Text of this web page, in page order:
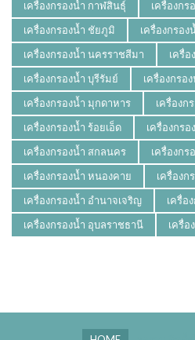
เครื่องกรองน้ำ กาฬสินธุ์
เครื่องก
เครื่องกรองน้ำ ชัยภูมิ
เครื่องกรอ
เครื่องกรองน้ำ นครราชสีมา
เครื่อ
เครื่องกรองน้ำ บุรีรัมย์
เครื่องกรอ
เครื่องกรองน้ำ มุกดาหาร
เครื่องก
เครื่องกรองน้ำ ร้อยเอ็ด
เครื่องกรอ
เครื่องกรองน้ำ สกลนคร
เครื่องกร
เครื่องกรองน้ำ หนองคาย
เครื่องก
เครื่องกรองน้ำ อำนาจเจริญ
เครื่อ
เครื่องกรองน้ำ อุบลราชธานี
เครื่อ